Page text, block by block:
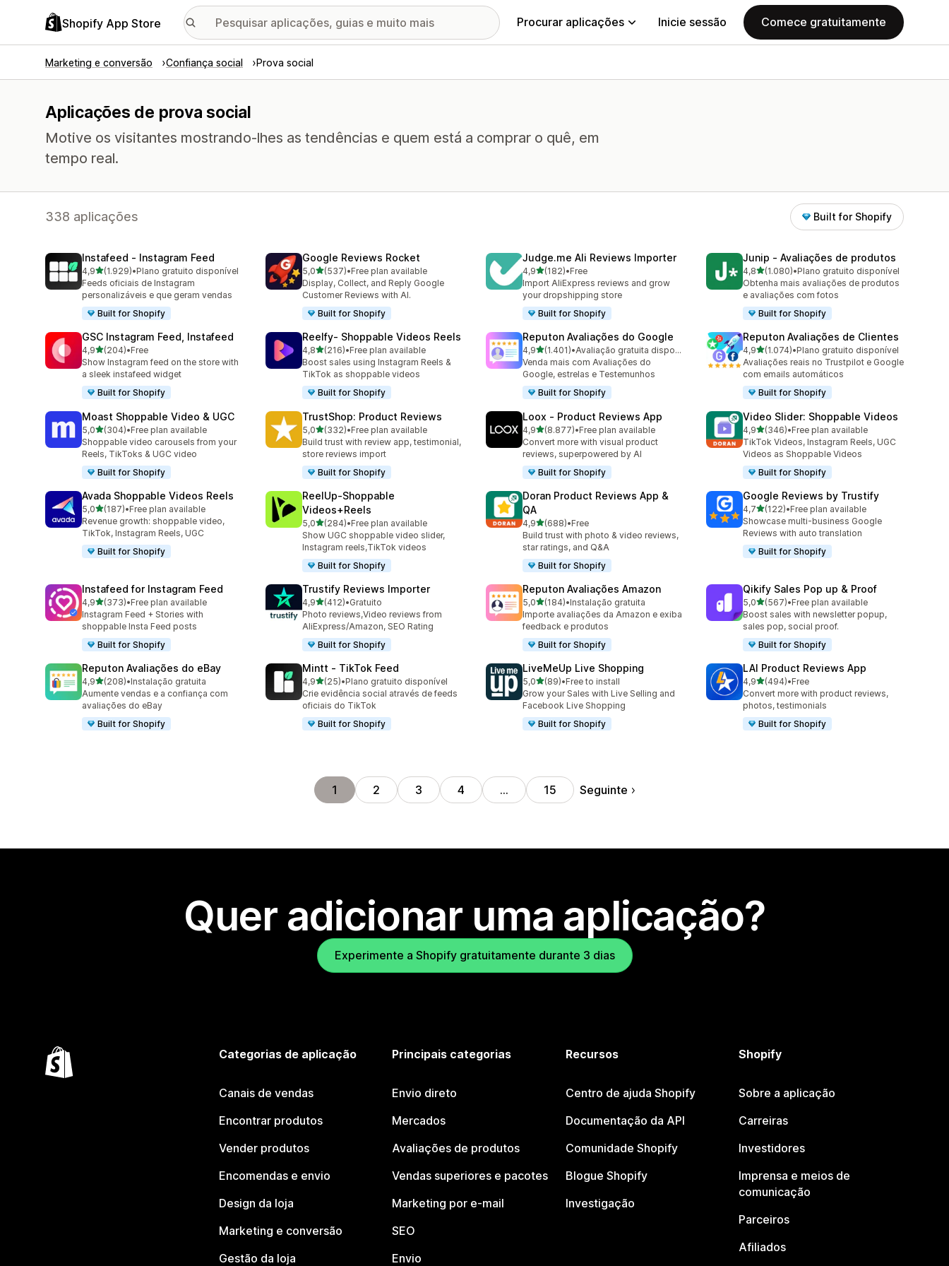
Shopify App Store Procurar aplicações Inicie sessão Comece gratuitamente
Marketing e conversão Confiança social Prova social
Aplicações de prova social
Motive os visitantes mostrando-lhes as tendências e quem está a comprar o quê, em
tempo real.
338 aplicações Built for Shopify
Instafeed ‑ Instagram Feed
4,9de 5 estrelas
(1.929)
1929 total de avaliações
•Plano gratuito disponível
Feeds oficiais de Instagram
personalizáveis e que geram vendas
Built for Shopify
Google Reviews Rocket
5,0de 5 estrelas
(537)
537 total de avaliações
•Free plan available
Display, Collect, and Reply Google
Customer Reviews with AI.
Built for Shopify
Judge.me Ali Reviews Importer
4,9de 5 estrelas
(182)
182 total de avaliações
•Free
Import AliExpress reviews and grow
your dropshipping store
Built for Shopify
Junip ‑ Avaliações de produtos
4,8de 5 estrelas
(1.080)
1080 total de avaliações
•Plano gratuito disponível
Obtenha mais avaliações de produtos
e avaliações com fotos
Built for Shopify
GSC Instagram Feed, Instafeed
4,9de 5 estrelas
(204)
204 total de avaliações
•Free
Show Instagram feed on the store with
a sleek instafeed widget
Built for Shopify
Reelfy‑ Shoppable Videos Reels
4,8de 5 estrelas
(216)
216 total de avaliações
•Free plan available
Boost sales using Instagram Reels &
TikTok as shoppable videos
Built for Shopify
Reputon Avaliações do Google
4,9de 5 estrelas
(1.401)
1401 total de avaliações
•
Avaliação gratuita disponível
Venda mais com Avaliações do
Google, estrelas e Testemunhos
Built for Shopify
Reputon Avaliações de Clientes
4,9de 5 estrelas
(1.074)
1074 total de avaliações
•Plano gratuito disponível
Avaliações reais no Trustpilot e Google
com emails automáticos
Built for Shopify
Moast Shoppable Video & UGC
5,0de 5 estrelas
(304)
304 total de avaliações
•Free plan available
Shoppable video carousels from your
Reels, TikToks & UGC video
Built for Shopify
TrustShop: Product Reviews
5,0de 5 estrelas
(332)
332 total de avaliações
•Free plan available
Build trust with review app, testimonial,
store reviews import
Built for Shopify
Loox ‑ Product Reviews App
4,9de 5 estrelas
(8.877)
8877 total de avaliações
•Free plan available
Convert more with visual product
reviews, superpowered by AI
Built for Shopify
Video Slider: Shoppable Videos
4,9de 5 estrelas
(346)
346 total de avaliações
•Free plan available
TikTok Videos, Instagram Reels, UGC
Videos as Shoppable Videos
Built for Shopify
Avada Shoppable Videos Reels
5,0de 5 estrelas
(187)
187 total de avaliações
•Free plan available
Revenue growth: shoppable video,
TikTok, Instagram Reels, UGC
Built for Shopify
ReelUp‑Shoppable
Videos+Reels
5,0de 5 estrelas
(284)
284 total de avaliações
•Free plan available
Show UGC shoppable video slider,
Instagram reels,TikTok videos
Built for Shopify
Doran Product Reviews App &
QA
4,9de 5 estrelas
(688)
688 total de avaliações
•Free
Build trust with photo & video reviews,
star ratings, and Q&A
Built for Shopify
Google Reviews by Trustify
4,7de 5 estrelas
(122)
122 total de avaliações
•Free plan available
Showcase multi-business Google
Reviews with auto translation
Built for Shopify
Instafeed for Instagram Feed
4,9de 5 estrelas
(373)
373 total de avaliações
•Free plan available
Instagram Feed + Stories with
shoppable Insta Feed posts
Built for Shopify
Trustify Reviews Importer
4,9de 5 estrelas
(412)
412 total de avaliações
•Gratuito
Photo reviews,Video reviews from
AliExpress/Amazon, SEO Rating
Built for Shopify
Reputon Avaliações Amazon
5,0de 5 estrelas
(184)
184 total de avaliações
•Instalação gratuita
Importe avaliações da Amazon e exiba
feedback e produtos
Built for Shopify
Qikify Sales Pop up & Proof
5,0de 5 estrelas
(567)
567 total de avaliações
•Free plan available
Boost sales with newsletter popup,
sales pop, social proof.
Built for Shopify
Reputon Avaliações do eBay
4,9de 5 estrelas
(208)
208 total de avaliações
•Instalação gratuita
Aumente vendas e a confiança com
avaliações do eBay
Built for Shopify
Mintt ‑ TikTok Feed
4,9de 5 estrelas
(25)
25 total de avaliações
•Plano gratuito disponível
Crie evidência social através de feeds
oficiais do TikTok
Built for Shopify
LiveMeUp Live Shopping
5,0de 5 estrelas
(89)
89 total de avaliações
•Free to install
Grow your Sales with Live Selling and
Facebook Live Shopping
Built for Shopify
LAI Product Reviews App
4,9de 5 estrelas
(494)
494 total de avaliações
•Free
Convert more with product reviews,
photos, testimonials
Built for Shopify
1 2 3 4 … 15 Seguinte
Quer adicionar uma aplicação?
Experimente a Shopify gratuitamente durante 3 dias
Categorias de aplicação
Canais de vendas
Encontrar produtos
Vender produtos
Encomendas e envio
Design da loja
Marketing e conversão
Gestão da loja
Principais categorias
Envio direto
Mercados
Avaliações de produtos
Vendas superiores e pacotes
Marketing por e-mail
SEO
Envio
Recursos
Centro de ajuda Shopify
Documentação da API
Comunidade Shopify
Blogue Shopify
Investigação
Shopify
Sobre a aplicação
Carreiras
Investidores
Imprensa e meios de
comunicação
Parceiros
Afiliados